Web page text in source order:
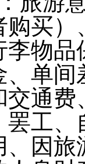
购买
李物
、单
交通
罢工
、因